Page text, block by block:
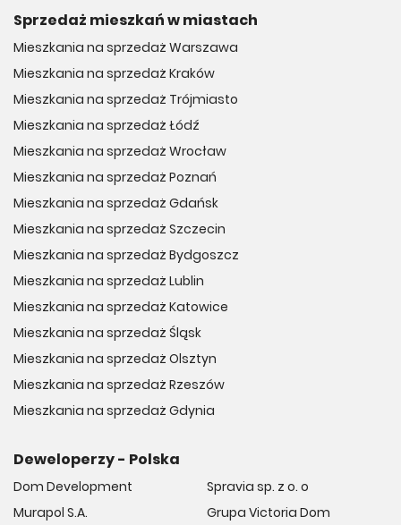
Sprzedaż mieszkań w miastach
Mieszkania na sprzedaż Warszawa
Mieszkania na sprzedaż Kraków
Mieszkania na sprzedaż Trójmiasto
Mieszkania na sprzedaż Łódź
Mieszkania na sprzedaż Wrocław
Mieszkania na sprzedaż Poznań
Mieszkania na sprzedaż Gdańsk
Mieszkania na sprzedaż Szczecin
Mieszkania na sprzedaż Bydgoszcz
Mieszkania na sprzedaż Lublin
Mieszkania na sprzedaż Katowice
Mieszkania na sprzedaż Śląsk
Mieszkania na sprzedaż Olsztyn
Mieszkania na sprzedaż Rzeszów
Mieszkania na sprzedaż Gdynia
Deweloperzy - Polska
Dom Development
Murapol S.A.
Spravia sp. z o. o
Grupa Victoria Dom